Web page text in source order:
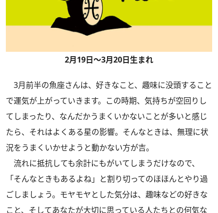
2月19日～3月20日生まれ
3月前半の魚座さんは、好きなこと、趣味に没頭すること
で運気が上がっていきます。この時期、気持ちが空回りし
てしまったり、なんだかうまくいかないことが多いと感じ
たら、それはよくある星の影響。そんなときは、無理に状
況をうまくいかせようと動かない方が吉。
流れに抵抗しても余計にもがいてしまうだけなので、
「そんなときもあるよね」と割り切ってのほほんとやり過
ごしましょう。モヤモヤとした気分は、趣味などの好きな
こと、そしてあなたが大切に思っている人たちとの何気な